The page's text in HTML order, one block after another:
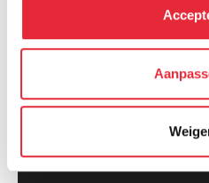
kunt alle cookies accepteren,
We werken samen met21
kunnen ontvangen en